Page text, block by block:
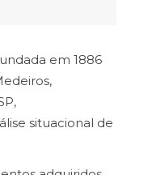
em 1886
situacional de